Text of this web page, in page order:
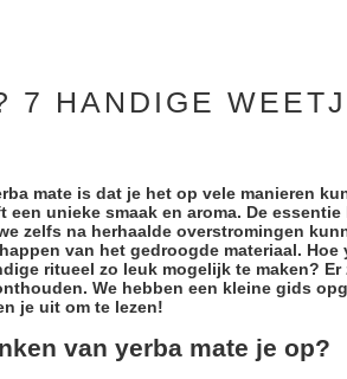
7 HANDIGE
mate is dat je het op vele manieren
een unieke smaak en aroma. De essentie
zelfs na herhaalde overstromingen
van het gedroogde materiaal. Hoe
ritueel zo leuk mogelijk te maken? Er
We hebben een kleine gids
je uit om te lezen!
van yerba mate je op?